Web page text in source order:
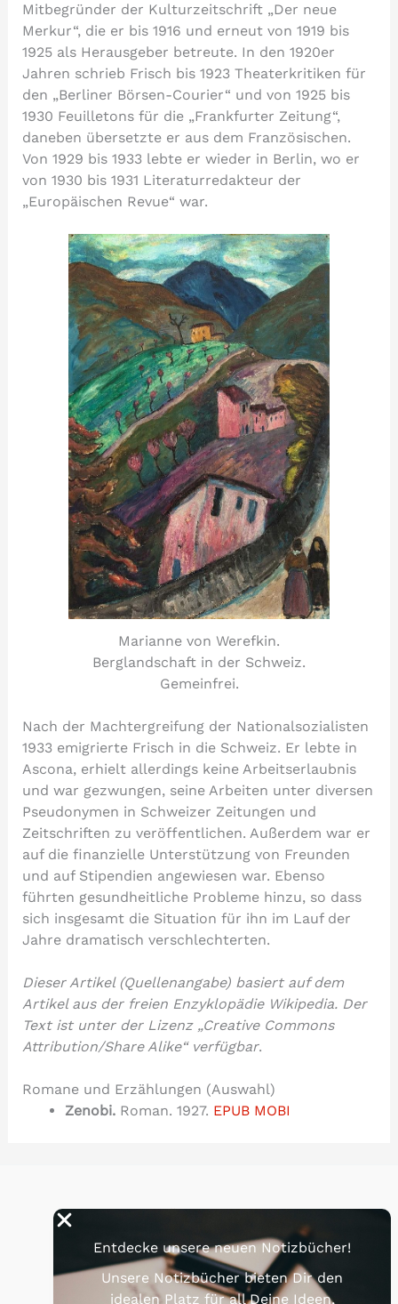
Entdecke unsere neuen Notizbücher!
Unsere Notizbücher bieten Dir den
idealen Platz für all Deine Ideen,
Mitbegründer der Kulturzeitschrift „Der neue
Merkur“, die er bis 1916 und erneut von 1919 bis
1925 als Herausgeber betreute. In den 1920er
Jahren schrieb Frisch bis 1923 Theaterkritiken für
den „Berliner Börsen-Courier“ und von 1925 bis
1930 Feuilletons für die „Frankfurter Zeitung“,
daneben übersetzte er aus dem Französischen.
Von 1929 bis 1933 lebte er wieder in Berlin, wo er
von 1930 bis 1931 Literaturredakteur der
„Europäischen Revue“ war.
Marianne von Werefkin.
Berglandschaft in der Schweiz.
Gemeinfrei.
Nach der Machtergreifung der Nationalsozialisten
1933 emigrierte Frisch in die Schweiz. Er lebte in
Ascona, erhielt allerdings keine Arbeitserlaubnis
und war gezwungen, seine Arbeiten unter diversen
Pseudonymen in Schweizer Zeitungen und
Zeitschriften zu veröffentlichen. Außerdem war er
auf die finanzielle Unterstützung von Freunden
und auf Stipendien angewiesen war. Ebenso
führten gesundheitliche Probleme hinzu, so dass
sich insgesamt die Situation für ihn im Lauf der
Jahre dramatisch verschlechterten.
Dieser Artikel (Quellenangabe) basiert auf dem
Artikel aus der freien Enzyklopädie Wikipedia. Der
Text ist unter der Lizenz „Creative Commons
Attribution/Share Alike“ verfügbar.
Romane und Erzählungen (Auswahl)
Zenobi.Roman. 1927. EPUB MOBI
Nachhaltigkeit
Datenschutzerklärung
Impressum